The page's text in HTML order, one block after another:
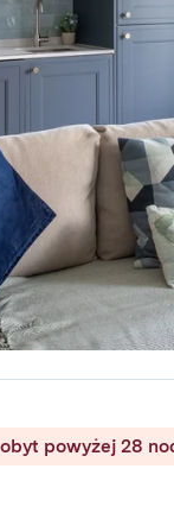
powyżej 28